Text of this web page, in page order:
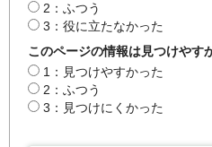
2：ふつう
3：役に立たなかった
このページの情報は見つけやす
1：見つけやすかった
2：ふつう
3：見つけにくかった